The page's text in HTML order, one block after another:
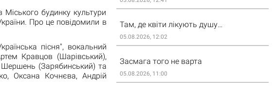
будинку культури
Про це повідомили в
пісня", вокальний
Кравцов (Шарівський),
Шершень (Зарябинський) та
Оксана Кочнєва, Андрій
Там, де квіти лікують душу…
05.08.2026, 12:02
Засмага того не варта
05.08.2026, 11:00